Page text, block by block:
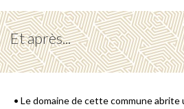
Et après...
• Le domaine de cette commune abrite